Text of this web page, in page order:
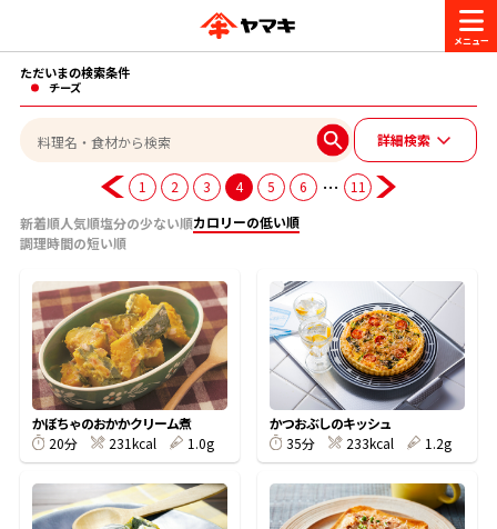
商品情報
ブランド一覧
ヤマキ『めんつゆ』 ヤマキ 割烹白だし
レシピ
おいしいレシピを探す
おいしいレシピトップ
主食レシピ
主菜レシピ
汁物レシピ
かつお節・だしを楽しむ
かつお節・だしを知る
だしの取り方
かつお節の削り方
かつお節・だしをもっと知る
CM・キャンペーン
キャンペーン一覧
企業・採用情報
企業情報
- 百年対話
お問い合わせ
ヤマキお客様相談室
オンラインショップ
ただいまの検索条件
チーズ
詳細検索
1 2 3 4 5 6 …
11
新着順人気順塩分の少ない順カロリーの低い順
調理時間の短い順
かぼちゃのおかかクリーム煮
20分
231kcal 1.0g
かつおぶしのキッシュ
35分
233kcal 1.2g